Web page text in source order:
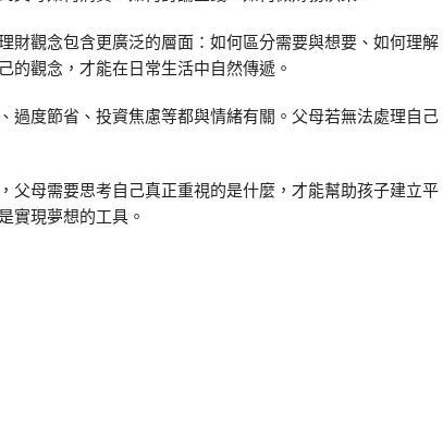
財觀念包含更廣泛的層面：如何區分需要與想要、如何理解
的觀念，才能在日常生活中自然傳遞。
過度節省、投資焦慮等都與情緒有關。父母若無法處理自己
父母需要思考自己真正重視的是什麼，才能幫助孩子建立平
實現夢想的工具。